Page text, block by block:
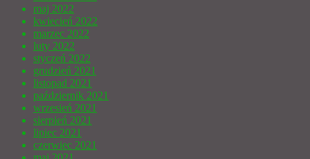
maj 2022
kwiecień 2022
marzec 2022
luty 2022
styczeń 2022
grudzień 2021
listopad 2021
październik 2021
wrzesień 2021
sierpień 2021
lipiec 2021
czerwiec 2021